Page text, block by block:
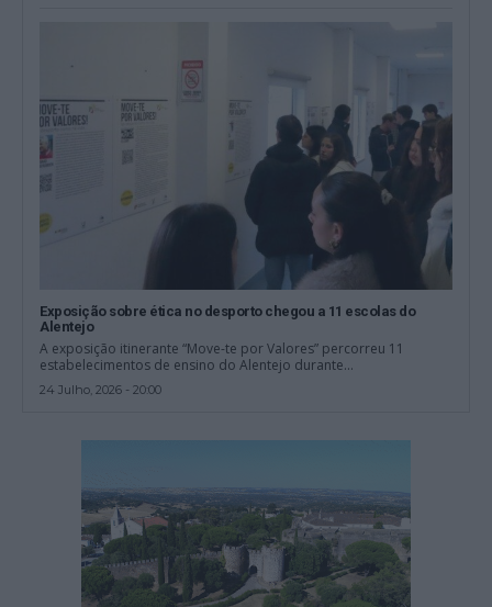
Exposição sobre ética no desporto chegou a 11 escolas do
Alentejo
A exposição itinerante “Move-te por Valores” percorreu 11
estabelecimentos de ensino do Alentejo durante...
24 Julho, 2026 - 20:00